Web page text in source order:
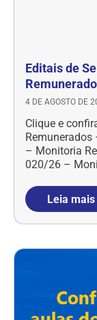
Editais de
4 DE AGOSTO DE
Clique e
– Monitoria
020/26 –
Leia mais